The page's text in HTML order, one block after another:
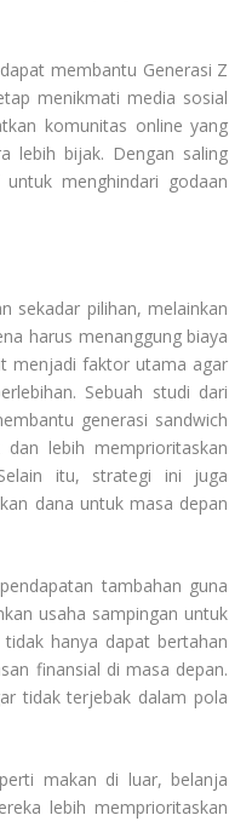
membantu Generasi Z
menikmati media sosial
komunitas online yang
lebih bijak. Dengan saling
menghindari godaan
sekadar pilihan, melainkan
harus menanggung biaya
menjadi faktor utama agar
Sebuah studi dari
generasi sandwich
lebih memprioritaskan
itu, strategi ini juga
dana untuk masa depan
tambahan guna
usaha sampingan untuk
hanya dapat bertahan
finansial di masa depan.
tidak terjebak dalam pola
makan di luar, belanja
lebih memprioritaskan